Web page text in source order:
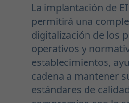
La implantación de
permitirá una
digitalización de los
operativos y
establecimientos,
cadena a mantener
estándares de